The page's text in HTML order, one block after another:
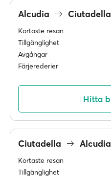
Alcudia Ciutadella
Kortaste resan
Tillgänglighet
Avgångar
Färjerederier
Hitta
Ciutadella Alcudia
Kortaste resan
Tillgänglighet